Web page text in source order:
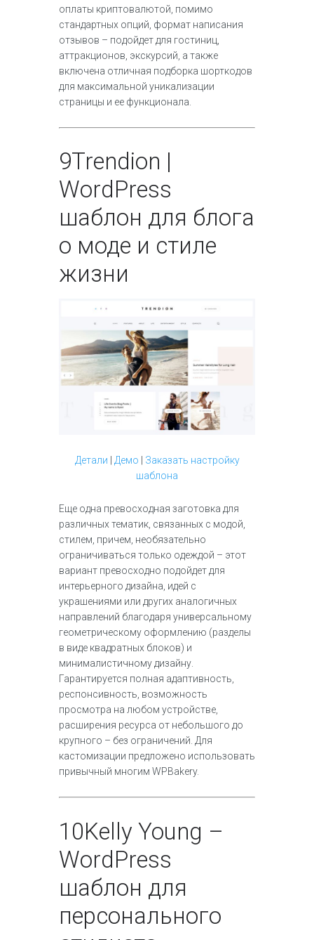
оплаты криптовалютой, помимо
стандартных опций, формат написания
отзывов – подойдет для гостиниц,
аттракционов, экскурсий, а также
включена отличная подборка шорткодов
для максимальной уникализации
страницы и ее функционала.
9Trendion |
WordPress
шаблон для блога
о моде и стиле
жизни
Детали Демо
Заказать настройку
шаблона
Еще одна превосходная заготовка для
различных тематик, связанных с модой,
стилем, причем, необязательно
ограничиваться только одеждой – этот
вариант превосходно подойдет для
интерьерного дизайна, идей с
украшениями или других аналогичных
направлений благодаря универсальному
геометрическому оформлению (разделы
в виде квадратных блоков) и
минималистичному дизайну.
Гарантируется полная адаптивность,
респонсивность, возможность
просмотра на любом устройстве,
расширения ресурса от небольшого до
крупного – без ограничений. Для
кастомизации предложено использовать
привычный многим WPBakery.
10Kelly Young –
WordPress
шаблон для
персонального